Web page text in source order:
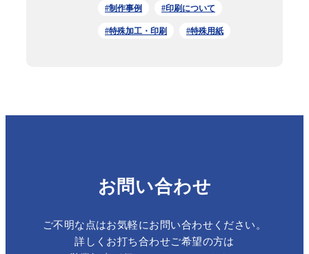
#制作事例 #印刷について
#特殊加工・印刷 #特殊用紙
お問い合わせ
ご不明な点はお気軽にお問い合わせください。
詳しくお打ち合わせご希望の方は